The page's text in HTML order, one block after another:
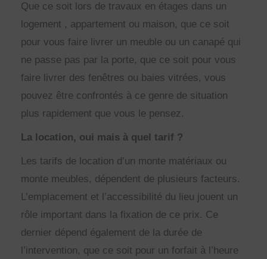
Que ce soit lors de travaux en étages dans un
logement , appartement ou maison, que ce soit
pour vous faire livrer un meuble ou un canapé qui
ne passe pas par la porte, que ce soit pour vous
faire livrer des fenêtres ou baies vitrées, vous
pouvez être confrontés à ce genre de situation
plus rapidement que vous le pensez.
La location, oui mais à quel tarif ?
Les tarifs de location d’un monte matériaux ou
monte meubles, dépendent de plusieurs facteurs.
L’emplacement et l’accessibilité du lieu jouent un
rôle important dans la fixation de ce prix. Ce
dernier dépend également de la durée de
l’intervention, que ce soit pour un forfait à l’heure